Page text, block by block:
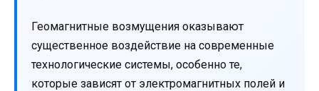
Геомагнитные возмущения оказывают
существенное воздействие на современные
технологические системы, особенно те,
которые зависят от электромагнитных полей и